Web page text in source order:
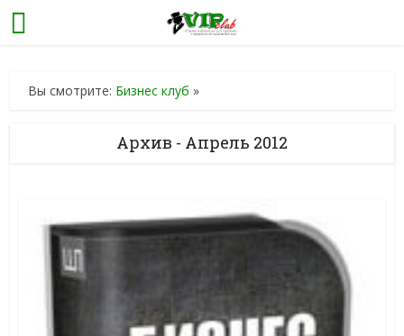
Вы смотрите: Бизнес клуб »
Архив - Апрель 2012